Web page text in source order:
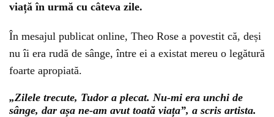
viață în urmă cu câteva zile.
În mesajul publicat online, Theo Rose a povestit că, deși
nu îi era rudă de sânge, între ei a existat mereu o legătură
foarte apropiată.
„Zilele trecute, Tudor a plecat. Nu-mi era unchi de
sânge, dar așa ne-am avut toată viața”, a scris artista.